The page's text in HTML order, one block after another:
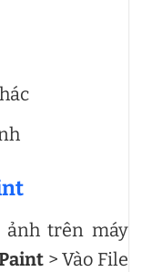
trên máy
> Vào File